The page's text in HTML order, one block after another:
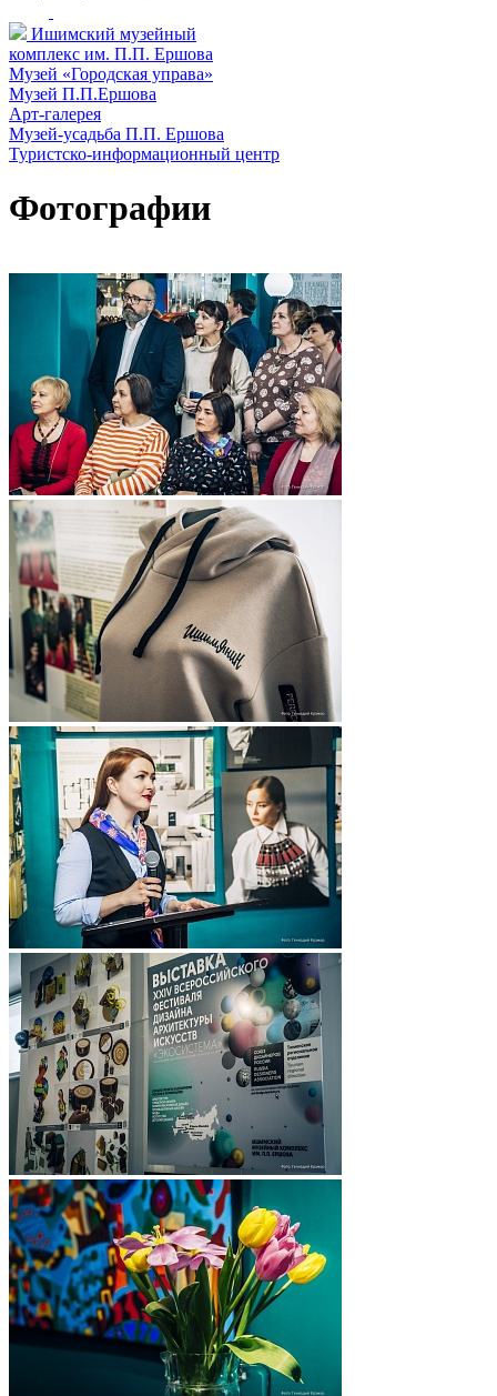
Ишимский музейный
комплекс им. П.П. Ершова
Музей «Городская управа»
Музей П.П.Ершова
Арт-галерея
Музей-усадьба П.П. Ершова
Туристско-информационный центр
Фотографии